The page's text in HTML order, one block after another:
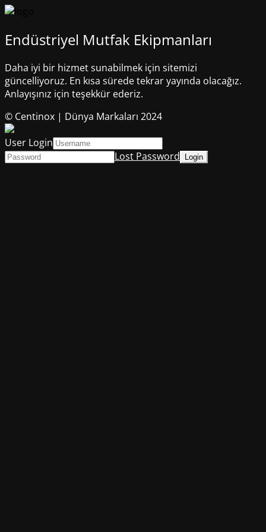
Endüstriyel Mutfak Ekipmanları
Daha iyi bir hizmet sunabilmek için sitemizi
güncelliyoruz. En kısa sürede tekrar yayında olacağız.
Anlayışınız için teşekkür ederiz.
© Centinox | Dünya Markaları 2024
User Login
Lost Password